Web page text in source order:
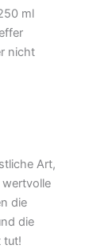
ml
nicht
Art,
die
die
tut!